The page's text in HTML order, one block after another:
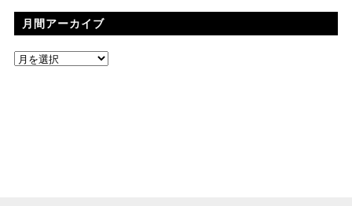
月間アーカイブ